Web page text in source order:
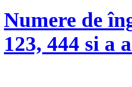
Numere de
123, 444 si a